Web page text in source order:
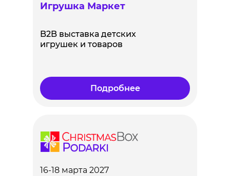
B2B выставка детских
игрушек и товаров
Игрушка Маркет
Подробнее
16-18 марта 2027